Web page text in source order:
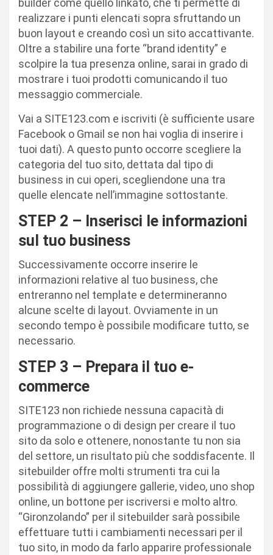
builder come quello linkato, che ti permette di
realizzare i punti elencati sopra sfruttando un
buon layout e creando così un sito accattivante.
Oltre a stabilire una forte “brand identity” e
scolpire la tua presenza online, sarai in grado di
mostrare i tuoi prodotti comunicando il tuo
messaggio commerciale.
Vai a SITE123.com e iscriviti (è sufficiente usare
Facebook o Gmail se non hai voglia di inserire i
tuoi dati). A questo punto occorre scegliere la
categoria del tuo sito, dettata dal tipo di
business in cui operi, scegliendone una tra
quelle elencate nell’immagine sottostante.
STEP 2 – Inserisci le informazioni
sul tuo business
Successivamente occorre inserire le
informazioni relative al tuo business, che
entreranno nel template e determineranno
alcune scelte di layout. Ovviamente in un
secondo tempo è possibile modificare tutto, se
necessario.
STEP 3 – Prepara il tuo e-
commerce
SITE123 non richiede nessuna capacità di
programmazione o di design per creare il tuo
sito da solo e ottenere, nonostante tu non sia
del settore, un risultato più che soddisfacente. Il
sitebuilder offre molti strumenti tra cui la
possibilità di aggiungere gallerie, video, uno shop
online, un bottone per iscriversi e molto altro.
“Gironzolando” per il sitebuilder sarà possibile
effettuare tutti i cambiamenti necessari per il
tuo sito, in modo da farlo apparire professionale